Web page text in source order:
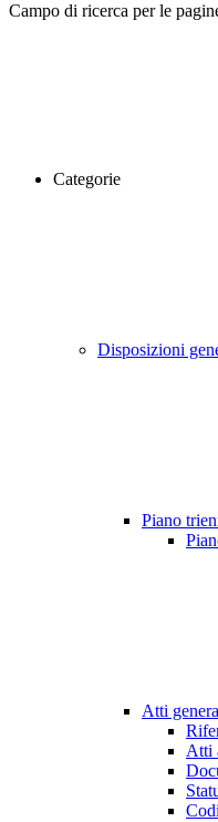
Campo di ricerca per le
Categorie
Disposizioni
Piano
Atti
Atti